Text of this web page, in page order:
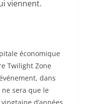
viennent.
économique
Twilight Zone
dans
sera que le